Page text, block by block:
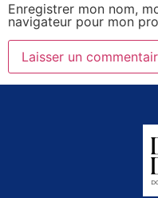
Enregistrer mon nom,
navigateur pour mon